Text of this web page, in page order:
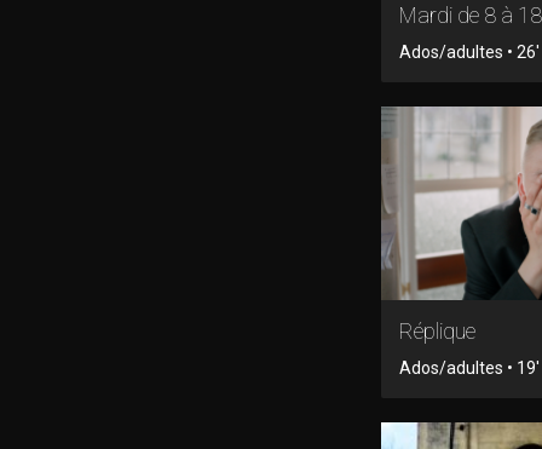
Mardi de 8 à 18
Ados/adultes • 26'
Réplique
Ados/adultes • 19'